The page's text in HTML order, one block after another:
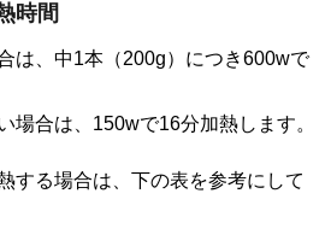
時間
は、中1本（200g）につき600wで
場合は、150wで16分加熱します。
する場合は、下の表を参考にして